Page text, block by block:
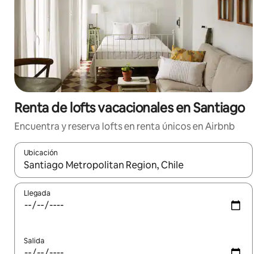
Renta de lofts vacacionales en Santiago
Encuentra y reserva lofts en renta únicos en Airbnb
Ubicación
Cuando los resultados estén disponibles, podrás navegar
Llegada
Salida